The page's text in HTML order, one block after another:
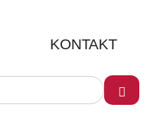
KONTAKT